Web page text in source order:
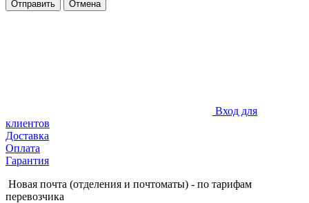
Отправить Отмена
Вход для
клиентов
Доставка
Оплата
Гарантия
Новая почта (отделения и почтоматы) - по тарифам
перевозчика